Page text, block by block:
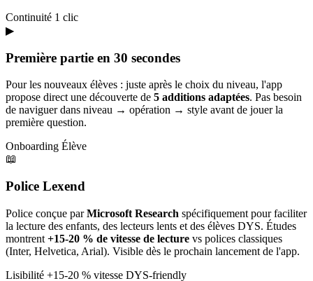
Continuité 1 clic
▶
Première partie en 30 secondes
Pour les nouveaux élèves : juste après le choix du niveau, l'app
propose direct une découverte de 5 additions adaptées. Pas besoin
de naviguer dans niveau → opération → style avant de jouer la
première question.
Onboarding Élève
📖
Police Lexend
Police conçue parMicrosoft Research spécifiquement pour faciliter
la lecture des enfants, des lecteurs lents et des élèves DYS. Études
montrent +15-20 % de vitesse de lecture vs polices classiques
(Inter, Helvetica, Arial). Visible dès le prochain lancement de l'app.
Lisibilité +15-20 % vitesse DYS-friendly